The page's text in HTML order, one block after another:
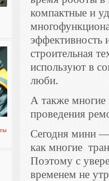
компактные и
эффективность
строительная
используют в
люби.
А также многие
проведения
Сегодня мини —
как многие
Поэтому с
временем не